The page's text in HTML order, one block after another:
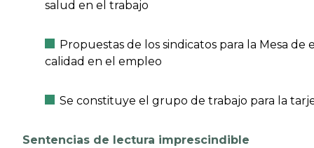
salud en el trabajo
Propuestas de los sindicatos para la Mesa de
calidad en el empleo
Se constituye el grupo de trabajo para la
Sentencias de lectura imprescindible